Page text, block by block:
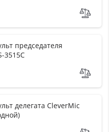
председателя
3515C
делегата CleverMic